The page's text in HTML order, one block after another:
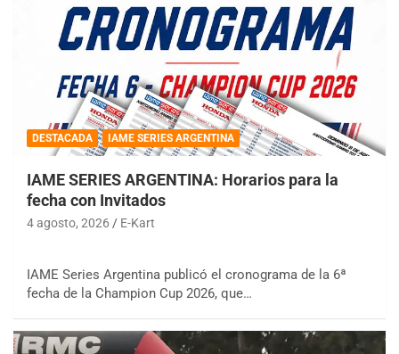
DESTACADA IAME SERIES ARGENTINA
IAME SERIES ARGENTINA: Horarios para la
fecha con Invitados
4 agosto, 2026 E-Kart
IAME Series Argentina publicó el cronograma de la 6ª
fecha de la Champion Cup 2026, que…